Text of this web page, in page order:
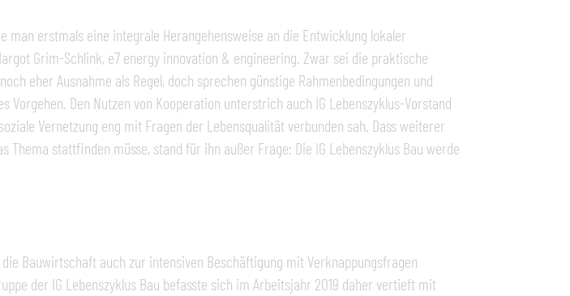
man erstmals eine integrale Herangehensweise an die Entwicklung lokaler
Grim-Schlink, e7 energy innovation & engineering. Zwar sei die praktische
eher Ausnahme als Regel, doch sprechen günstige Rahmenbedingungen und
Den Nutzen von Kooperation unterstrich auch IG Lebenszyklus-Vorstand
Vernetzung eng mit Fragen der Lebensqualität verbunden sah. Dass weiterer
Thema stattfinden müsse, stand für ihn außer Frage: Die IG Lebenszyklus Bau werde
Bauwirtschaft auch zur intensiven Beschäftigung mit Verknappungsfragen
der IG Lebenszyklus Bau befasste sich im Arbeitsjahr 2019 daher vertieft mit